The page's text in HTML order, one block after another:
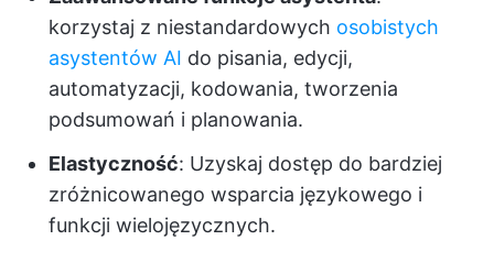
korzystaj z niestandardowych osobistych
asystentów AI do pisania, edycji,
automatyzacji, kodowania, tworzenia
podsumowań i planowania.
Elastyczność: Uzyskaj dostęp do bardziej
zróżnicowanego wsparcia językowego i
funkcji wielojęzycznych.